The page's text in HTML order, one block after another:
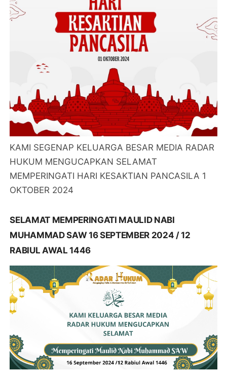
KAMI SEGENAP KELUARGA BESAR MEDIA RADAR
HUKUM MENGUCAPKAN SELAMAT
MEMPERINGATI HARI KESAKTIAN PANCASILA 1
OKTOBER 2024
SELAMAT MEMPERINGATI MAULID NABI
MUHAMMAD SAW 16 SEPTEMBER 2024 / 12
RABIUL AWAL 1446